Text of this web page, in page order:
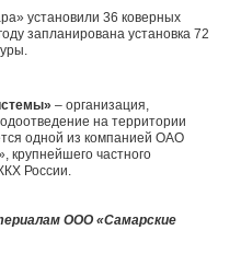
установили 36 коверных
запланирована установка 72
– организация,
на территории
одной из компанией ОАО
крупнейшего частного
России.
ООО «Самарские